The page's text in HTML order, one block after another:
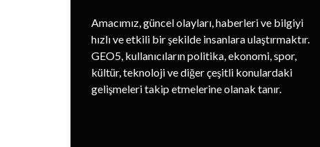
Amacımız, güncel olayları, haberleri ve bilgiyi
hızlı ve etkili bir şekilde insanlara ulaştırmaktır.
GEO5, kullanıcıların politika, ekonomi, spor,
kültür, teknoloji ve diğer çeşitli konulardaki
gelişmeleri takip etmelerine olanak tanır.